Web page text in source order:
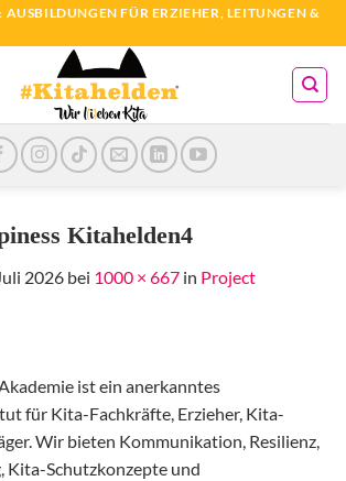
FÜR ERZIEHER, LEITUNGEN &
Kitahelden4
2026 bei 1000 × 667 in Project
ist ein anerkanntes
für Kita-Fachkräfte, Erzieher, Kita-
Wir bieten Kommunikation, Resilienz,
Kita-Schutzkonzepte und